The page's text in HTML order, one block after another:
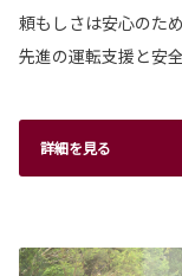
頼もしさは安心のた
先進の運転支援と安
詳細を見る